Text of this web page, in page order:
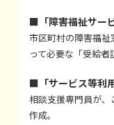
■「障害福祉サー
市区町村の障害福
って必要な「受給者
■「サービス等利
相談支援専門員が
作成。